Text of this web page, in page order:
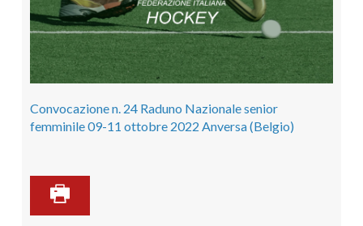
Convocazione n. 24 Raduno Nazionale senior
femminile 09-11 ottobre 2022 Anversa (Belgio)